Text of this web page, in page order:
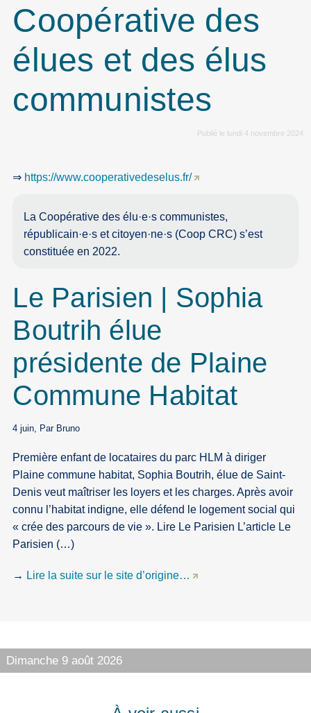
Coopérative des
élues et des élus
communistes
Publié le lundi 4 novembre 2024
⇒ https://www.cooperativedeselus.fr/
La Coopérative des élu·e·s communistes,
républicain·e·s et citoyen·ne·s (Coop CRC) s’est
constituée en 2022.
Le Parisien | Sophia
Boutrih élue
présidente de Plaine
Commune Habitat
4 juin, Par Bruno
Première enfant de locataires du parc HLM à diriger
Plaine commune habitat, Sophia Boutrih, élue de Saint-
Denis veut maîtriser les loyers et les charges. Après avoir
connu l’habitat indigne, elle défend le logement social qui
« crée des parcours de vie ». Lire Le Parisien L’article Le
Parisien (…)
→ Lire la suite sur le site d’origine…
Dimanche 9 août 2026